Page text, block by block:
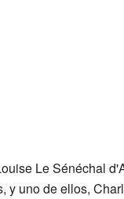
Le Sénéchal
y uno de ellos,